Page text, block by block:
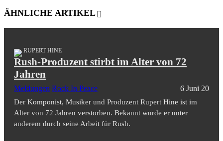
ÄHNLICHE ARTIKEL
RUPERT HINE
Rush-Produzent stirbt im Alter von 72
Jahren
Meldungen Rock In Peace 6 Juni 20
Der Komponist, Musiker und Produzent Rupert Hine ist im
Alter von 72 Jahren verstorben. Bekannt wurde er unter
anderem durch seine Arbeit für Rush.